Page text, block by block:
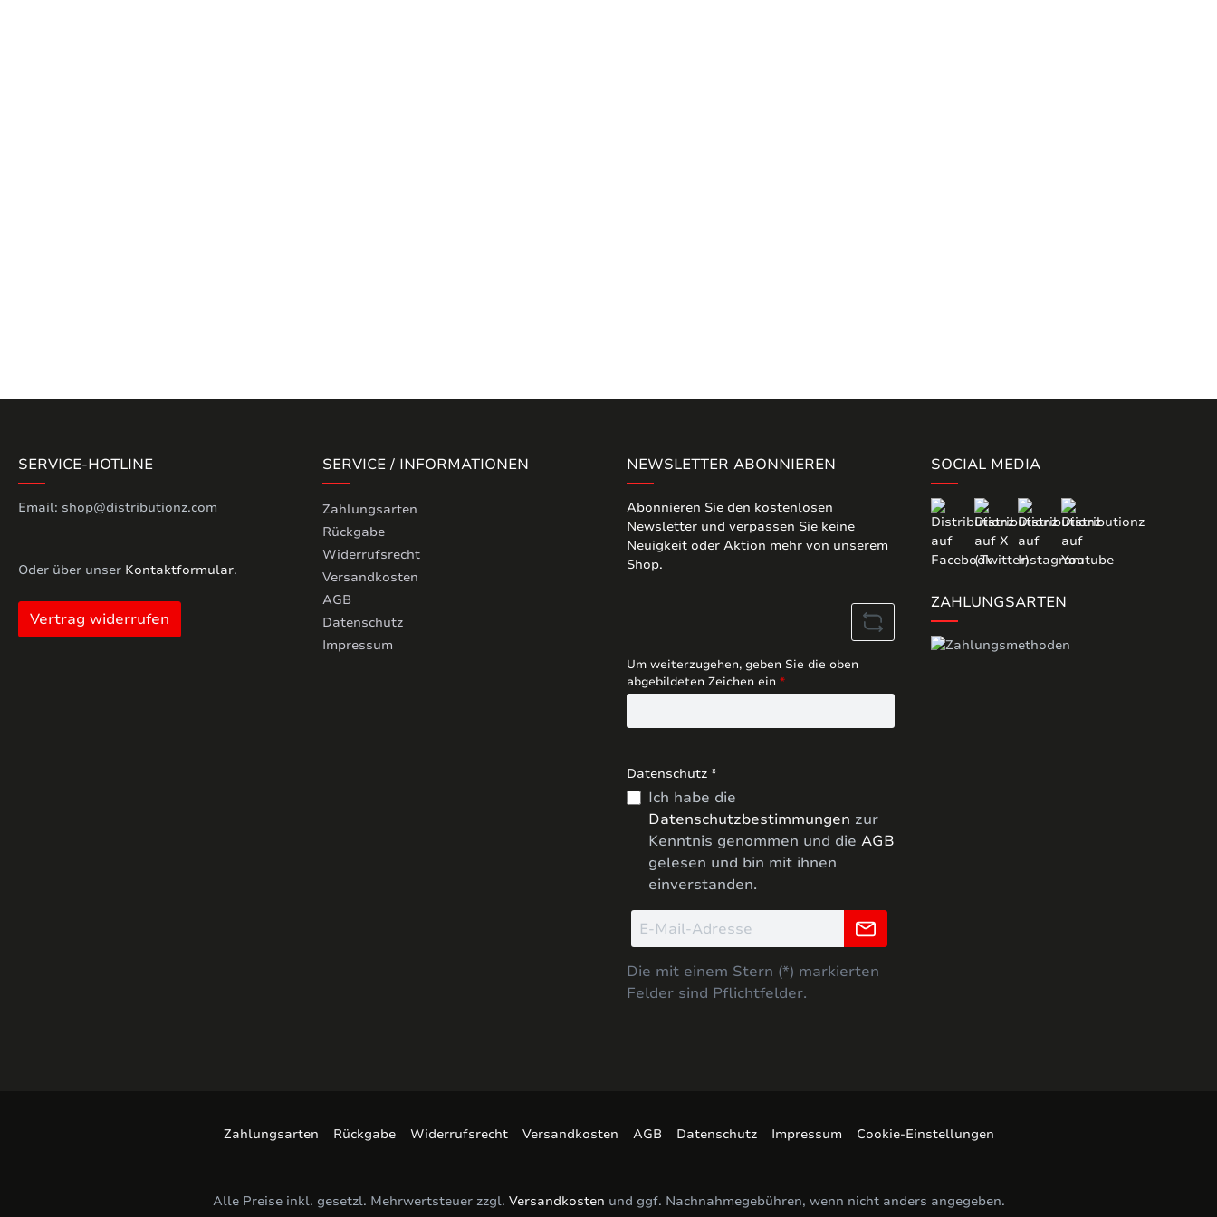
SERVICE-HOTLINE
Email: shop@distributionz.com
Oder über unser Kontaktformular.
Vertrag widerrufen
SERVICE / INFORMATIONEN
Zahlungsarten
Rückgabe
Widerrufsrecht
Versandkosten
AGB
Datenschutz
Impressum
NEWSLETTER ABONNIEREN
Abonnieren Sie den kostenlosen
Newsletter und verpassen Sie keine
Neuigkeit oder Aktion mehr von unserem
Shop.
Um weiterzugehen, geben Sie die oben
abgebildeten Zeichen ein *
Datenschutz *
Ich habe die
Datenschutzbestimmungen zur
Kenntnis genommen und die AGB
gelesen und bin mit ihnen
einverstanden.
Die mit einem Stern (*) markierten
Felder sind Pflichtfelder.
SOCIAL MEDIA
ZAHLUNGSARTEN
Zahlungsarten Rückgabe Widerrufsrecht Versandkosten AGB Datenschutz Impressum Cookie-Einstellungen
Alle Preise inkl. gesetzl. Mehrwertsteuer zzgl. Versandkosten und ggf. Nachnahmegebühren, wenn nicht anders angegeben.